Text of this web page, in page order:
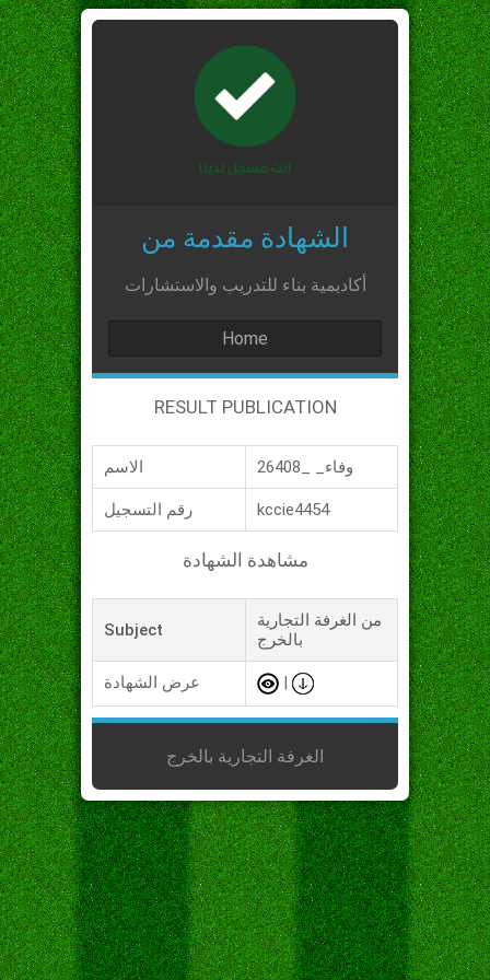
الشهادة مقدمة من
أكاديمية بناء للتدريب والاستشارات
Home
RESULT PUBLICATION
الاسم وفاء_ _26408
رقم التسجيل kccie4454
مشاهدة الشهادة
Subject
من الغرفة التجارية
بالخرج
عرض الشهادة
الغرفة التجارية بالخرج